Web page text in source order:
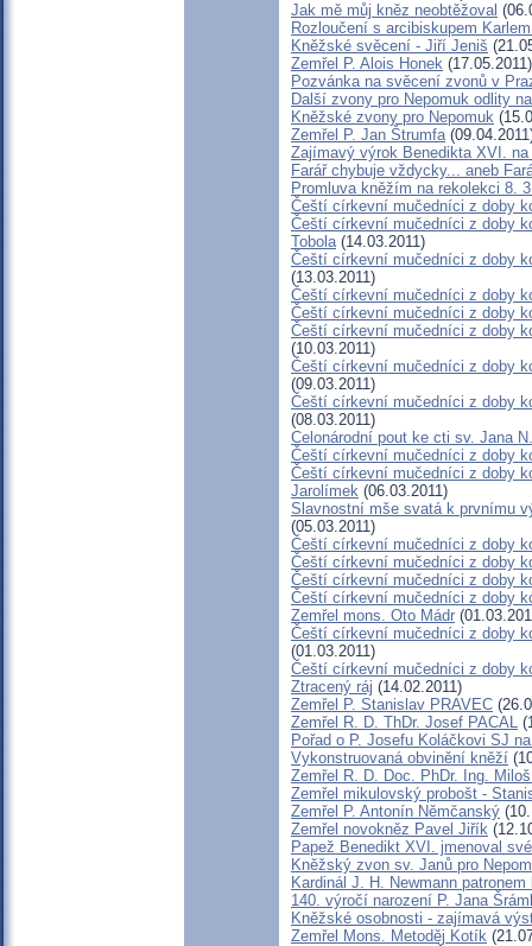
Jak mě můj kněz neobtěžoval
Rozloučení s arcibiskupem
Kněžské svěcení - Jiří Jeniš
Zemřel P. Alois Honek (17.05.2011)
Pozvánka na svěcení zvonů v
Další zvony pro Nepomuk odlity
Kněžské zvony pro Nepomuk
Zemřel P. Jan Štrumfa
Zajímavý výrok Benedikta XVI. na
Farář chybuje vždycky... aneb
Promluva kněžím na rekolekci 8.
Čeští církevní mučedníci z doby
Čeští církevní mučedníci z doby
Tobola(14.03.2011)
Čeští církevní mučedníci z doby
(13.03.2011)
Čeští církevní mučedníci z doby
Čeští církevní mučedníci z doby
Čeští církevní mučedníci z doby
(10.03.2011)
Čeští církevní mučedníci z doby
(09.03.2011)
Čeští církevní mučedníci z doby
(08.03.2011)
Celonárodní pout ke cti sv. Jana
Čeští církevní mučedníci z doby
Čeští církevní mučedníci z doby
Jarolímek (06.03.2011)
Slavnostní mše svatá k prvnímu
(05.03.2011)
Čeští církevní mučedníci z doby
Čeští církevní mučedníci z doby
Čeští církevní mučedníci z doby
Čeští církevní mučedníci z doby
Zemřel mons. Oto Mádr
Čeští církevní mučedníci z doby
(01.03.2011)
Čeští církevní mučedníci z doby
Ztracený ráj (14.02.2011)
Zemřel P. Stanislav PRAVEC
Zemřel R. D. ThDr. Josef PACAL
Pořad o P. Josefu Koláčkovi SJ
Vykonstruovaná obvinění kněží
Zemřel R. D. Doc. PhDr. Ing.
Zemřel mikulovský probošt -
Zemřel P. Antonín Němčanský
Zemřel novokněz Pavel Jiřík
Papež Benedikt XVI. jmenoval
Kněžský zvon sv. Janů pro
Kardinál J. H. Newmann patronem
140. výročí narození P. Jana
Kněžské osobnosti - zajímavá
Zemřel Mons. Metoděj Kotík